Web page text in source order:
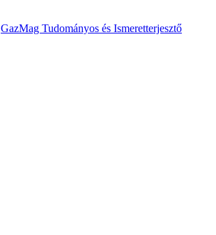
GazMag Tudományos és Ismeretterjesztő